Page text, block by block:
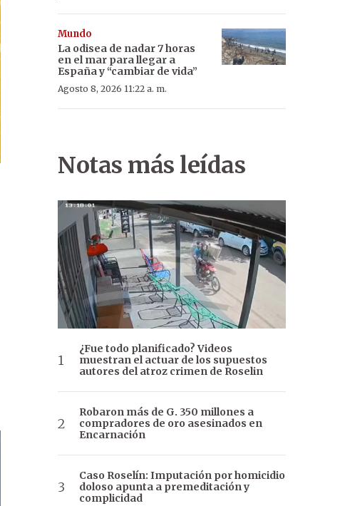
Mundo
La odisea de nadar 7 horas
en el mar para llegar a
España y “cambiar de vida”
Agosto 8, 2026 11:22 a. m.
Notas más leídas
¿Fue todo planificado? Videos
muestran el actuar de los supuestos
autores del atroz crimen de Roselin
Robaron más de G. 350 millones a
compradores de oro asesinados en
Encarnación
Caso Roselín: Imputación por homicidio
doloso apunta a premeditación y
complicidad